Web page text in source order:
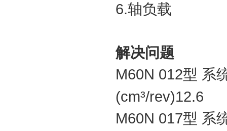
6.轴负载
解决问题
M60N 012型 系
(cm³/rev)12.6
M60N 017型 系